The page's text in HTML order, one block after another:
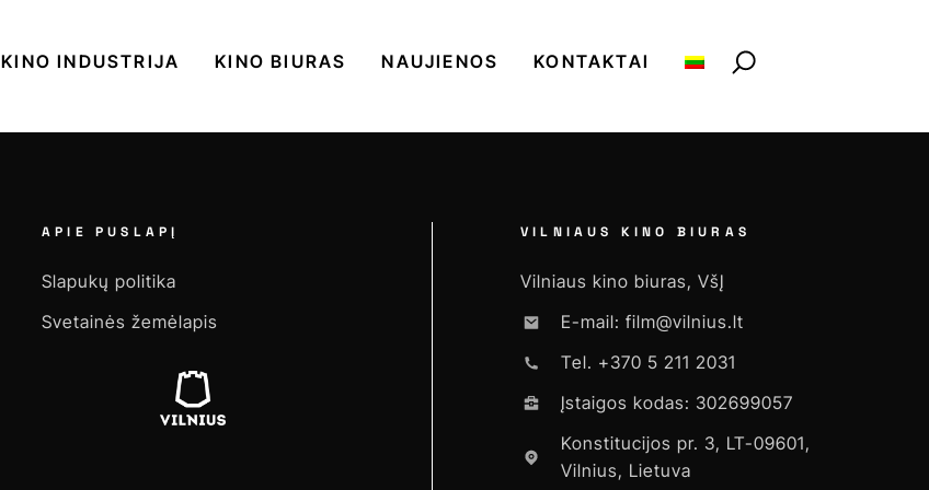
KINO INDUSTRIJA KINO BIURAS NAUJIENOS KONTAKTAI
APIE PUSLAPĮ
Slapukų politika
Svetainės žemėlapis
VILNIAUS KINO BIURAS
Vilniaus kino biuras, VšĮ
E-mail: film@vilnius.lt
Tel. +370 5 211 2031
Įstaigos kodas: 302699057
Konstitucijos pr. 3, LT-09601,
Vilnius, Lietuva